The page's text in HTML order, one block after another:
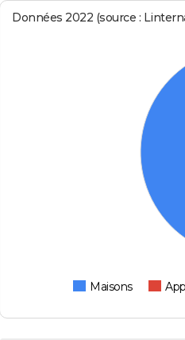
Données 2022 (source :
Maisons